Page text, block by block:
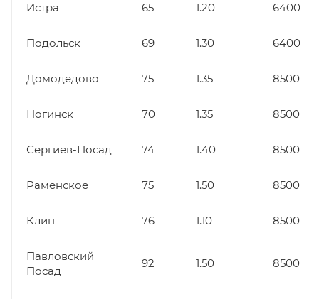
Истра 65 1.20 6400
Подольск 69 1.30 6400
Домодедово 75 1.35 8500
Ногинск 70 1.35 8500
Сергиев-Посад 74 1.40 8500
Раменское 75 1.50 8500
Клин 76 1.10 8500
Павловский
Посад
92 1.50 8500